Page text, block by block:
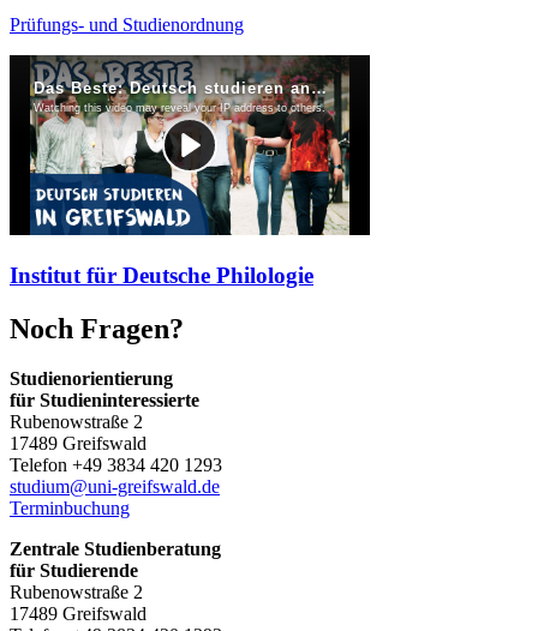
Prüfungs- und Studienordnung
Institut für Deutsche Philologie
Noch Fragen?
Studienorientierung
für Studieninteressierte
Rubenowstraße 2
17489 Greifswald
Telefon +49 3834 420 1293
studium@uni-greifswald.de
Terminbuchung
Zentrale Studienberatung
für Studierende
Rubenowstraße 2
17489 Greifswald